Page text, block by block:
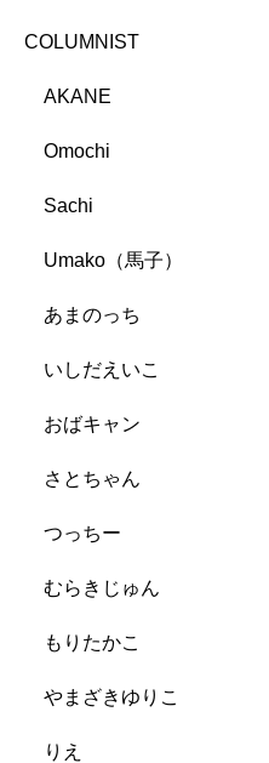
COLUMNIST
AKANE
Omochi
Sachi
Umako（馬子）
あまのっち
いしだえいこ
おばキャン
さとちゃん
つっちー
むらきじゅん
もりたかこ
やまざきゆりこ
りえ